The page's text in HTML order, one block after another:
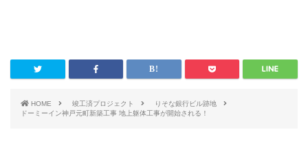
HOME 竣工済プロジェクト
りそな銀行ビル跡地
ドーミーイン神戸元町新築工事 地上躯体工事が開始される！